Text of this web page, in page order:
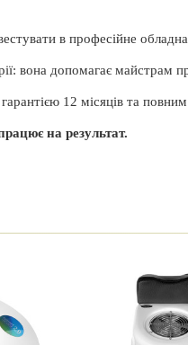
в професійне
вона допомагає майстрам
12 місяців та
на результат.
48
напряму від
48 Вт — це стабільне
Ідеально
є конструктивні та